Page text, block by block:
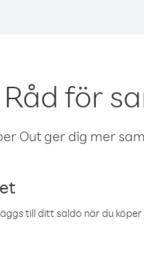
Råd för
Out ger dig mer
till ditt saldo när du